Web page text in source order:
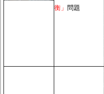
衡」 問題